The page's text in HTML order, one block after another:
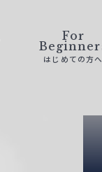
For
はじめての方へ